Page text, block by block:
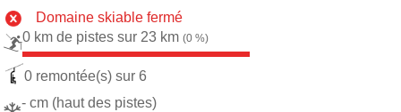
Domaine skiable fermé
0 km de pistes sur 23 km (0 %)
0 remontée(s) sur 6
- cm (haut des pistes)